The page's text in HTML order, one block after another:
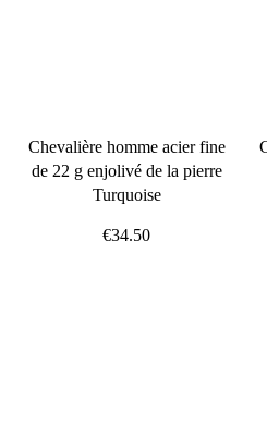
Chevalière homme acier fine
de 22 g enjolivé de la pierre
Turquoise
€34.50